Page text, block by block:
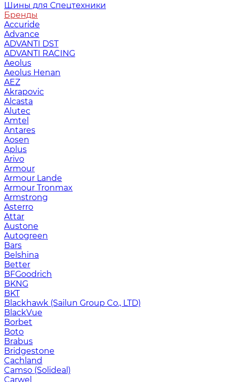
Шины для Спецтехники
Бренды
Accuride
Advance
ADVANTI DST
ADVANTI RACING
Aeolus
Aeolus Henan
AEZ
Akrapovic
Alcasta
Alutec
Amtel
Antares
Aosen
Aplus
Arivo
Armour
Armour Lande
Armour Tronmax
Armstrong
Asterro
Attar
Austone
Autogreen
Bars
Belshina
Better
BFGoodrich
BKNG
BKT
Blackhawk (Sailun Group Co., LTD)
BlackVue
Borbet
Boto
Brabus
Bridgestone
Cachland
Camso (Solideal)
Carwel